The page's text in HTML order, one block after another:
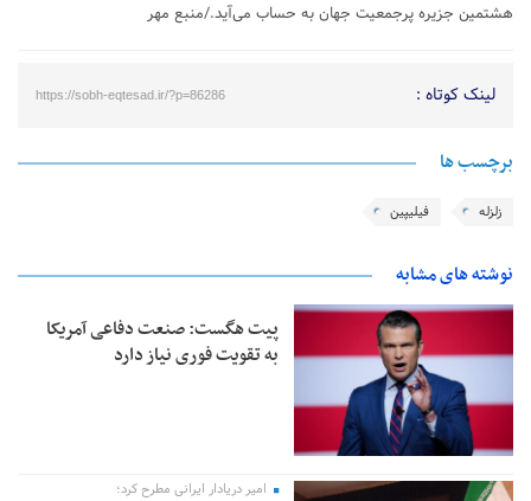
هشتمین جزیره پرجمعیت جهان به حساب می‌آید./منبع مهر
لینک کوتاه : https://sobh-eqtesad.ir/?p=86286
برچسب ها
زلزله فیلیپین
نوشته های مشابه
پیت هگست: صنعت دفاعی آمریکا
به تقویت فوری نیاز دارد
امیر دریادار ایرانی مطرح کرد؛